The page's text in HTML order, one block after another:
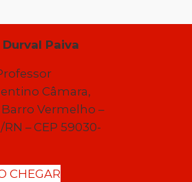
Durval Paiva
Câmara,
Barro Vermelho –
– CEP 59030-
CHEGAR